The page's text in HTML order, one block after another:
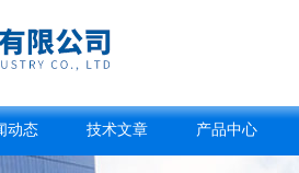
动态 技术文章 产品中心